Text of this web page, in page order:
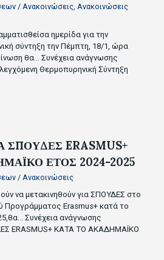
/ Ανακοινώσεις Ανακοινώσεις
ημερίδα για την
σύντηξη την Πέμπτη, 18/1, ώρα
θα… Συνέχεια ανάγνωσης
Θερμοπυρηνική Σύντηξη
ΣΠΟΥΔΕΣ ERASMUS+
ΕΤΟΣ 2024-2025
/ Ανακοινώσεις
να μετακινηθούν για ΣΠΟΥΔΕΣ στο
Προγράμματος Erasmus+ κατά το
Συνέχεια ανάγνωσης
ERASMUS+ ΚΑΤΑ ΤΟ ΑΚΑΔΗΜΑΪΚΟ